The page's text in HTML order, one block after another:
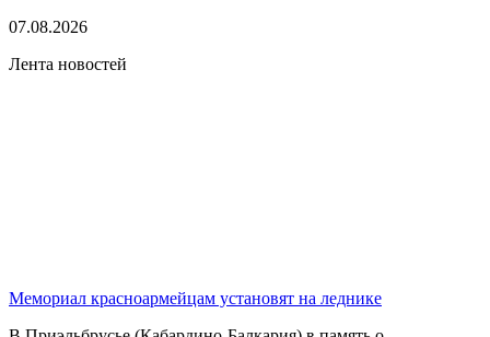
07.08.2026
Лента новостей
Мемориал красноармейцам установят на леднике